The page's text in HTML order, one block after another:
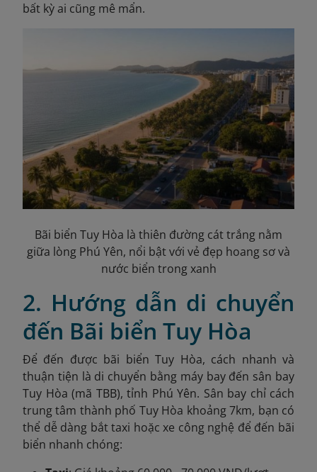
bất kỳ ai cũng mê mẩn.
Bãi biển Tuy Hòa là thiên đường cát trắng nằm
giữa lòng Phú Yên, nổi bật với vẻ đẹp hoang sơ và
nước biển trong xanh
2. Hướng dẫn di chuyển
đến Bãi biển Tuy Hòa
Để đến được bãi biển Tuy Hòa, cách nhanh và
thuận tiện là di chuyển bằng máy bay đến sân bay
Tuy Hòa (mã TBB), tỉnh Phú Yên. Sân bay chỉ cách
trung tâm thành phố Tuy Hòa khoảng 7km, bạn có
thể dễ dàng bắt taxi hoặc xe công nghệ để đến bãi
biển nhanh chóng: